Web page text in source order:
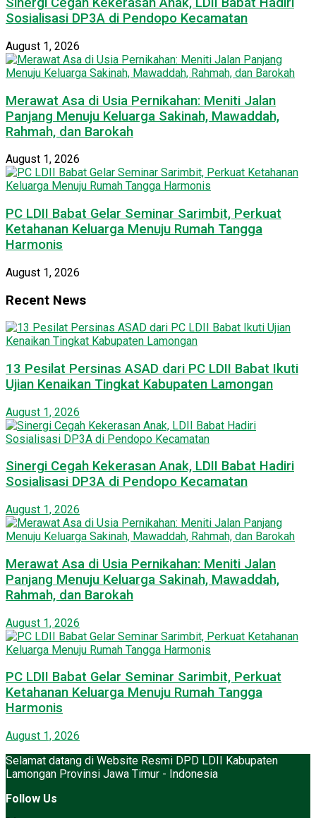
Sosialisasi DP3A di Pendopo Kecamatan
August 1, 2026
Merawat Asa di Usia Pernikahan: Meniti Jalan
Panjang Menuju Keluarga Sakinah, Mawaddah,
Rahmah, dan Barokah
August 1, 2026
PC LDII Babat Gelar Seminar Sarimbit, Perkuat
Ketahanan Keluarga Menuju Rumah Tangga
Harmonis
August 1, 2026
Recent News
13 Pesilat Persinas ASAD dari PC LDII Babat Ikuti
Ujian Kenaikan Tingkat Kabupaten Lamongan
August 1, 2026
Sinergi Cegah Kekerasan Anak, LDII Babat Hadiri
Sosialisasi DP3A di Pendopo Kecamatan
August 1, 2026
Merawat Asa di Usia Pernikahan: Meniti Jalan
Panjang Menuju Keluarga Sakinah, Mawaddah,
Rahmah, dan Barokah
August 1, 2026
PC LDII Babat Gelar Seminar Sarimbit, Perkuat
Ketahanan Keluarga Menuju Rumah Tangga
Harmonis
August 1, 2026
Selamat datang di Website Resmi DPD LDII Kabupaten
Lamongan Provinsi Jawa Timur - Indonesia
Follow Us